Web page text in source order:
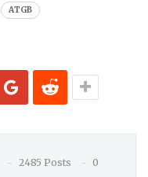
ATGB
2485 Posts
0